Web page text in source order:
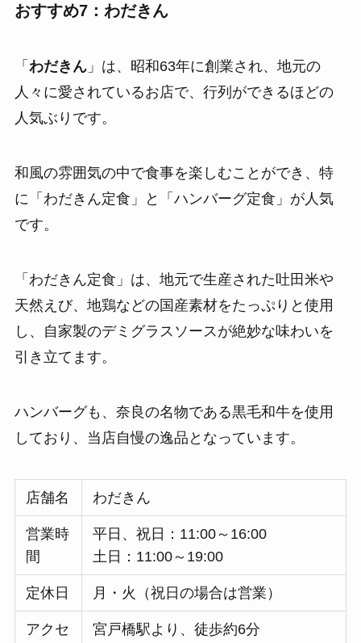
おすすめ7：わだきん
「 わだきん」は、昭和63年に創業され、地元の
人々に愛されているお店で、行列ができるほどの
人気ぶりです。
和風の雰囲気の中で食事を楽しむことができ、特
に「わだきん定食」と「ハンバーグ定食」が人気
です。
「わだきん定食」は、地元で生産された吐田米や
天然えび、地鶏などの国産素材をたっぷりと使用
し、自家製のデミグラスソースが絶妙な味わいを
引き立てます。
ハンバーグも、奈良の名物である黒毛和牛を使用
しており、当店自慢の逸品となっています。
店舗名 わだきん
営業時
間
平日、祝日：11:00～16:00
土日：11:00～19:00
定休日 月・火（祝日の場合は営業）
アクセ
宮戸橋駅より、徒歩約6分